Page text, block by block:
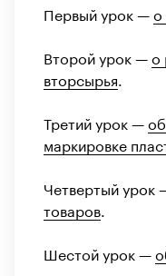
Первый урок —о
Второй урок —о
вторсырья
Третий урок —
маркировке
Четвертый урок
товаров
Шестой урок —